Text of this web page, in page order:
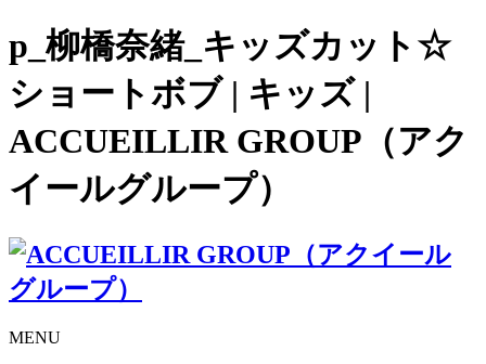
p_柳橋奈緒_キッズカット☆
ショートボブ | キッズ |
ACCUEILLIR GROUP（アク
イールグループ）
MENU